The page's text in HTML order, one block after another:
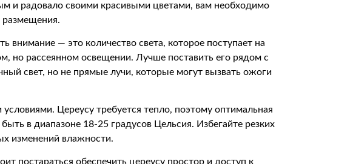
и радовало своими красивыми цветами, вам необходимо
размещения.
внимание — это количество света, которое поступает на
но рассеянном освещении. Лучше поставить его рядом с
свет, но не прямые лучи, которые могут вызвать ожоги
Цереусу требуется тепло, поэтому оптимальная
в диапазоне 18-25 градусов Цельсия. Избегайте резких
изменений влажности.
постараться обеспечить цереусу простор и доступ к